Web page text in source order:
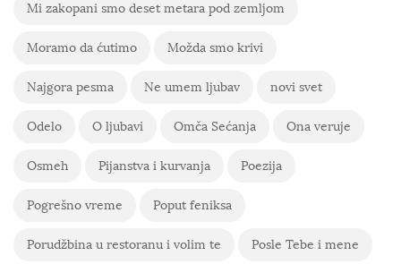
Mi zakopani smo deset metara pod zemljom
Moramo da ćutimo Možda smo krivi
Najgora pesma Ne umem ljubav novi svet
Odelo O ljubavi Omča Sećanja Ona veruje
Osmeh Pijanstva i kurvanja Poezija
Pogrešno vreme Poput feniksa
Porudžbina u restoranu i volim te Posle Tebe i mene